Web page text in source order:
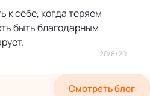
себе, когда теряем
быть благодарным
20/8/20
Смотреть блог